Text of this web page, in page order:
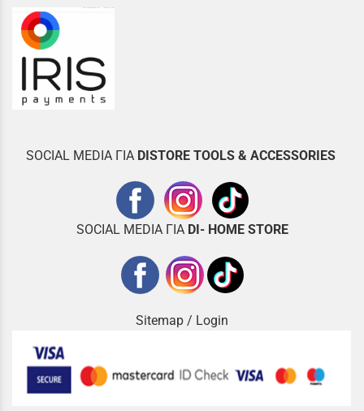
SOCIAL MEDIA ΓΙΑ DISTORE TOOLS & ACCESSORIES
SOCIAL MEDIA ΓΙΑ DI- HOME STORE
Sitemap / Login